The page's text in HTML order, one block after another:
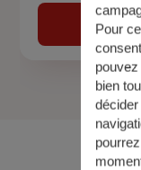
Pour
bien